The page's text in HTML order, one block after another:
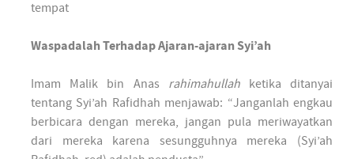
tempat
Waspadalah Terhadap Ajaran-ajaran Syi’ah
Imam Malik bin Anas rahimahullahketika ditanyai
tentang Syi’ah Rafidhah menjawab: “Janganlah engkau
berbicara dengan mereka, jangan pula meriwayatkan
dari mereka karena sesungguhnya mereka (Syi’ah